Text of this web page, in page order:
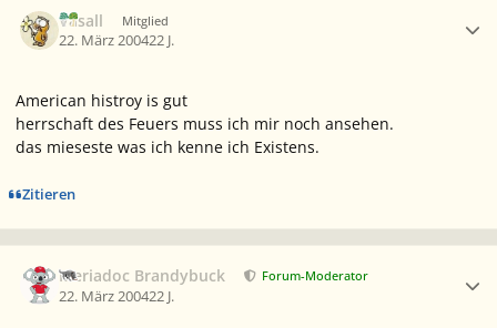
Vasall Mitglied
22. März 200422 J.
American histroy is gut
herrschaft des Feuers muss ich mir noch ansehen.
das mieseste was ich kenne ich Existens.
Zitieren
Meriadoc Brandybuck Forum-Moderator
22. März 200422 J.